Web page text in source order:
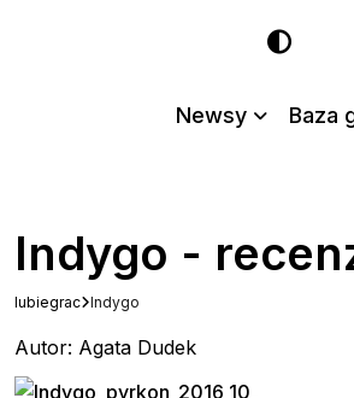
Newsy Baza
Indygo -
lubiegrac Indygo
Autor: Agata Dudek